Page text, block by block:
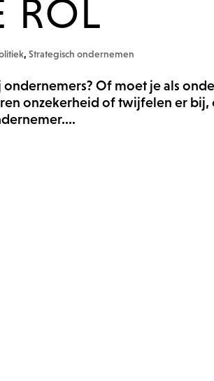
ROL
,Strategisch ondernemen
Of moet je als
onzekerheid of twijfelen er bij,